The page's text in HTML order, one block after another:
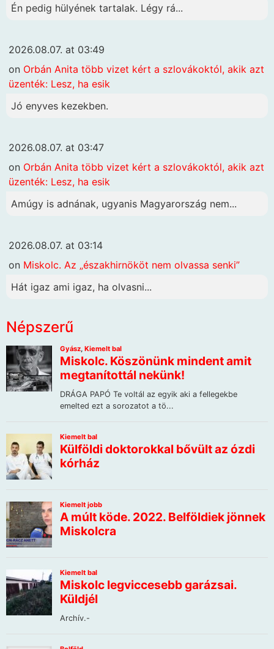
Én pedig hülyének tartalak. Légy rá...
2026.08.07. at 03:49
on Orbán Anita több vizet kért a szlovákoktól, akik azt
üzenték: Lesz, ha esik
Jó enyves kezekben.
2026.08.07. at 03:47
on Orbán Anita több vizet kért a szlovákoktól, akik azt
üzenték: Lesz, ha esik
Amúgy is adnának, ugyanis Magyarország nem...
2026.08.07. at 03:14
on Miskolc. Az „északhirnököt nem olvassa senki”
Hát igaz ami igaz, ha olvasni...
Népszerű